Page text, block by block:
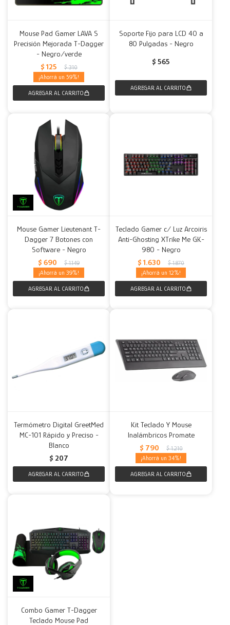
Mouse Pad Gamer LAVA S
Precisión Mejorada T-Dagger
- Negro/verde
$ 125 $ 310
59
Soporte Fijo para LCD 40 a
80 Pulgadas - Negro
$ 565
Mouse Gamer Lieutenant T-
Dagger 7 Botones con
Software - Negro
$ 690 $ 1.149
39
Teclado Gamer c/ Luz Arcoiris
Anti-Ghosting XTrike Me GK-
980 - Negro
$ 1.630 $ 1.870
12
Termómetro Digital GreetMed
MC-101 Rápido y Preciso -
Blanco
$ 207
Kit Teclado Y Mouse
Inalámbricos Promate
$ 790 $ 1.210
34
Combo Gamer T-Dagger
Teclado Mouse Pad